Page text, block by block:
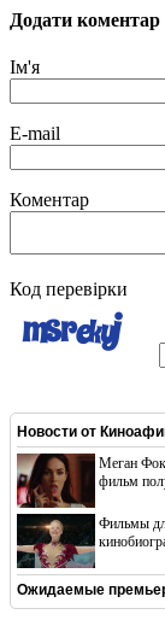
Додати коментар
Ім'я
E-mail
Коментар
Код перевірки
Новости от
Меган
фильм
Фильмы
Ожидаемые